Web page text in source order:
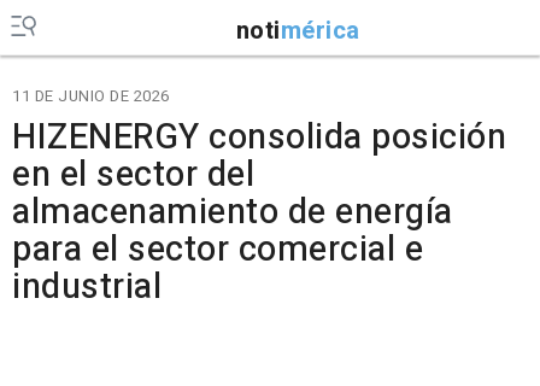
notimérica
11 DE JUNIO DE 2026
HIZENERGY consolida posición
en el sector del
almacenamiento de energía
para el sector comercial e
industrial